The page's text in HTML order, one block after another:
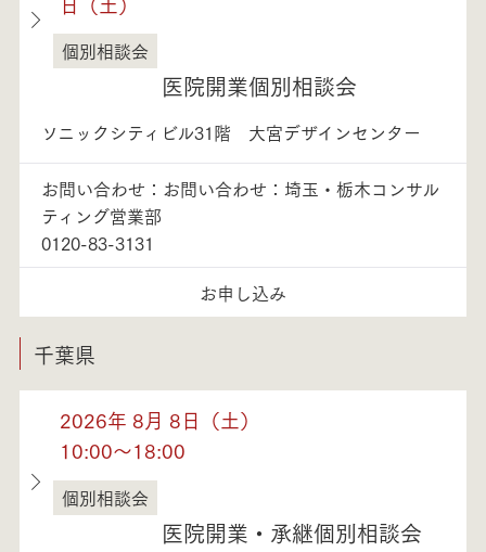
埼玉県
個別相談会
医院開業個別相談会
ソニックシティビル31階 大宮デザインセンター
お問い合わせ：お問い合わせ：埼玉・栃木コンサル
ティング営業部
0120-83-3131
お申し込み
千葉県
2026年 8月 8日（土）
10:00～18:00
千葉県
個別相談会
医院開業・承継個別相談会